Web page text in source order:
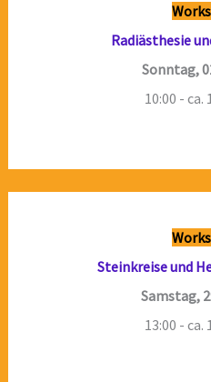
Radiästhesie
Sonntag,
10:00 - ca.
Steinkreise und
Samstag,
13:00 - ca.